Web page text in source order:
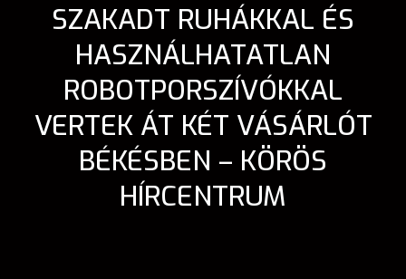
SZAKADT RUHÁKKAL ÉS
HASZNÁLHATATLAN
ROBOTPORSZÍVÓKKAL
VERTEK ÁT KÉT VÁSÁRLÓT
BÉKÉSBEN – KÖRÖS
HÍRCENTRUM